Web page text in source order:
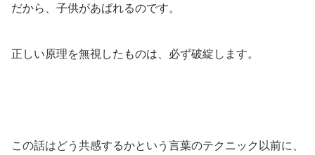
だから、子供があばれるのです。
正しい原理を無視したものは、必ず破綻します。
この話はどう共感するかという言葉のテクニック以前に、